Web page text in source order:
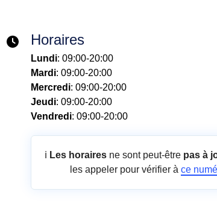
Horaires
Lundi: 09:00-20:00
Mardi: 09:00-20:00
Mercredi: 09:00-20:00
Jeudi: 09:00-20:00
Vendredi: 09:00-20:00
ℹ️ Les horaires ne sont peut-être pas à
les appeler pour vérifier à ce